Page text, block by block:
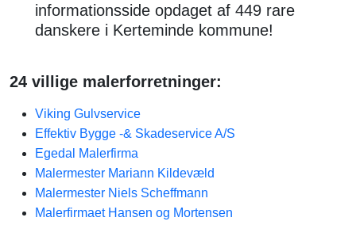
informationsside opdaget af 449 rare
danskere i Kerteminde kommune!
24 villige malerforretninger:
Viking Gulvservice
Effektiv Bygge -& Skadeservice A/S
Egedal Malerfirma
Malermester Mariann Kildevæld
Malermester Niels Scheffmann
Malerfirmaet Hansen og Mortensen